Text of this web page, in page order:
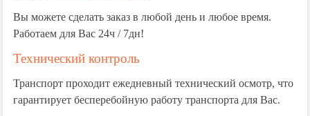
Вы можете сделать заказ в любой день и любое время.
Работаем для Вас 24ч / 7дн!
Технический контроль
Транспорт проходит ежедневный технический осмотр, что
гарантирует бесперебойную работу транспорта для Вас.